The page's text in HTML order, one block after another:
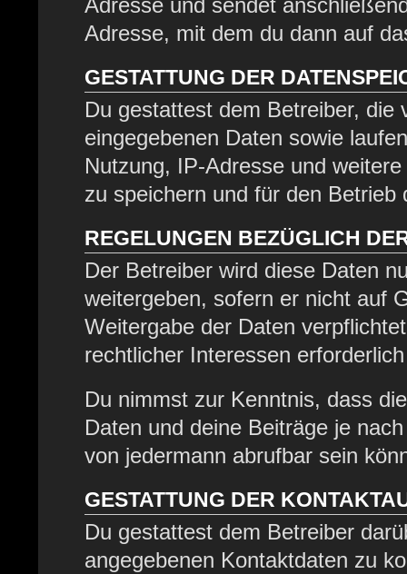
Adresse und sendet
Adresse, mit dem du dann auf
GESTATTUNG DER
Du gestattest dem Betreiber, die
eingegebenen Daten sowie
Nutzung, IP-Adresse und
zu speichern und für den Betrieb
REGELUNGEN BEZÜGLICH
Der Betreiber wird diese Daten
weitergeben, sofern er nicht auf
Weitergabe der Daten
rechtlicher Interessen
Du nimmst zur Kenntnis, dass
Daten und deine Beiträge je
von jedermann abrufbar sein
GESTATTUNG DER
Du gestattest dem Betreiber
angegebenen Kontaktdaten zu